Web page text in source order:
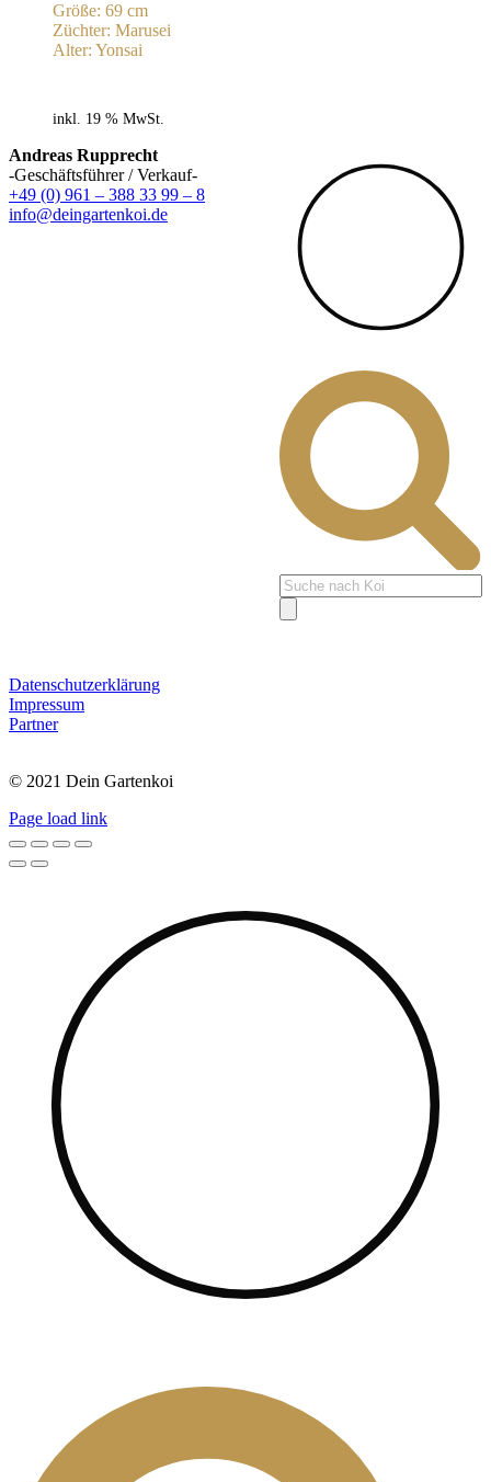
Größe: 69 cm
Züchter: Marusei
Alter: Yonsai
inkl. 19 % MwSt.
Products
search
Andreas Rupprecht
-Geschäftsführer / Verkauf-
+49 (0) 961 – 388 33 99 – 8
info@deingartenkoi.de
Datenschutzerklärung
Impressum
Partner
© 2021 Dein Gartenkoi
Page load link